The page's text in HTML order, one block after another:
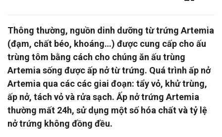
Thông thường, nguồn dinh dưỡng từ trứng Artemia
(đạm, chất béo, khoáng…) được cung cấp cho ấu
trùng tôm bằng cách cho chúng ăn ấu trùng
Artemia sống được ấp nở từ trứng. Quá trình ấp nở
Artemia qua các các giai đoạn: tẩy vỏ, khử trùng,
ấp nở, tách vỏ và rửa sạch. Ấp nở trứng Artemia
thường mất 24h, sử dụng một số hóa chất và tỷ lệ
nở trứng không đồng đều.